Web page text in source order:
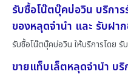
รับซื้อโน๊ตบุ๊คบ่อวิน บริกา
ของหลุดจำนำ และ รับฝา
รับซื้อโน๊ตบุ๊คบ่อวิน ให้บริการโดย
ขายแท็บเล็ตหลุดจำนำ บ